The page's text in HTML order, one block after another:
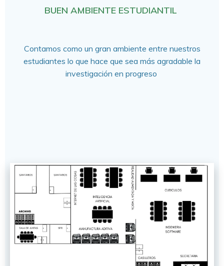
BUEN AMBIENTE ESTUDIANTIL
Contamos como un gran ambiente entre nuestros
estudiantes lo que hace que sea más agradable la
investigación en progreso